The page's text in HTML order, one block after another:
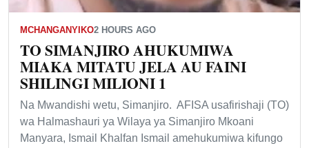
MCHANGANYIKO2 HOURS AGO
TO SIMANJIRO AHUKUMIWA
MIAKA MITATU JELA AU FAINI
SHILINGI MILIONI 1
Na Mwandishi wetu, Simanjiro. AFISA usafirishaji (TO)
wa Halmashauri ya Wilaya ya Simanjiro Mkoani
Manyara, Ismail Khalfan Ismail amehukumiwa kifungo